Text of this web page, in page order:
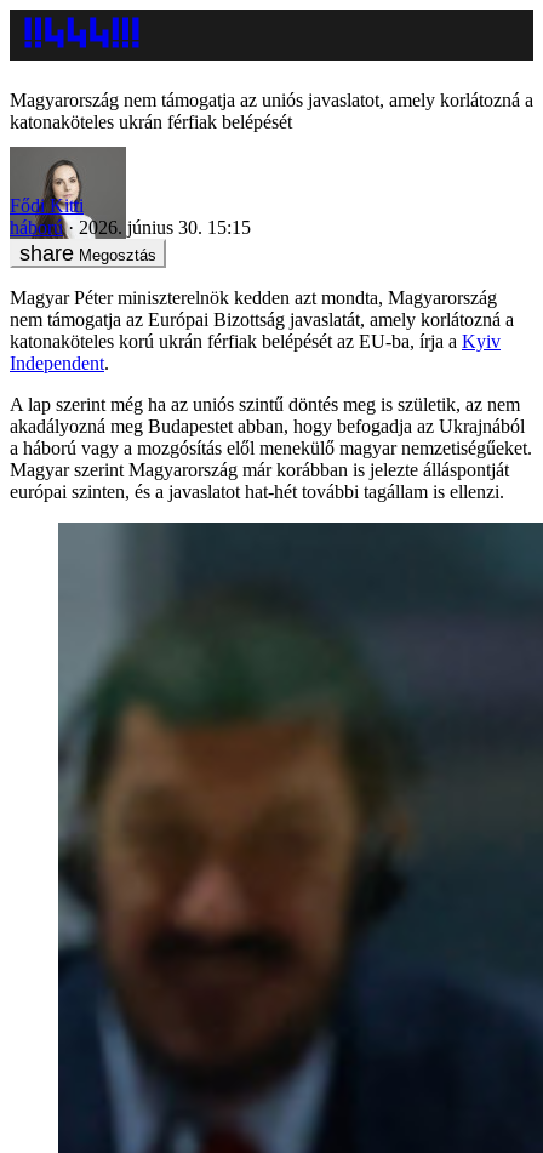
Magyarország nem támogatja az uniós javaslatot, amely korlátozná a
katonaköteles ukrán férfiak belépését
Fődi Kitti
háború
2026. június 30. 15:15
Megosztás
Magyar Péter miniszterelnök kedden azt mondta, Magyarország
nem támogatja az Európai Bizottság javaslatát, amely korlátozná a
katonaköteles korú ukrán férfiak belépését az EU-ba, írja a Kyiv
Independent.
A lap szerint még ha az uniós szintű döntés meg is születik, az nem
akadályozná meg Budapestet abban, hogy befogadja az Ukrajnából
a háború vagy a mozgósítás elől menekülő magyar nemzetiségűeket.
Magyar szerint Magyarország már korábban is jelezte álláspontját
európai szinten, és a javaslatot hat-hét további tagállam is ellenzi.